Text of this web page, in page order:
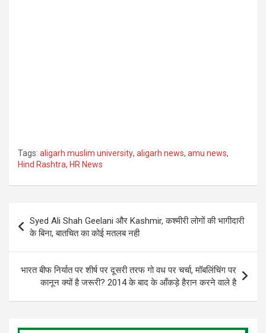
Tags: aligarh muslim university, aligarh news, amu news,
Hind Rashtra, HR News
navigation
Syed Ali Shah Geelani और Kashmir, कश्मीरी लोगों की भागीदारी
के बिना, बातचित का कोई मतलब नही
भारत बीफ निर्यात पर शीर्ष पर दूसरी तरफ गो वध पर चर्चा, मॉबलिंचिंग पर
कानून क्यों है जरूरी? 2014 के बाद के आँकड़े हैरान करने वाले है